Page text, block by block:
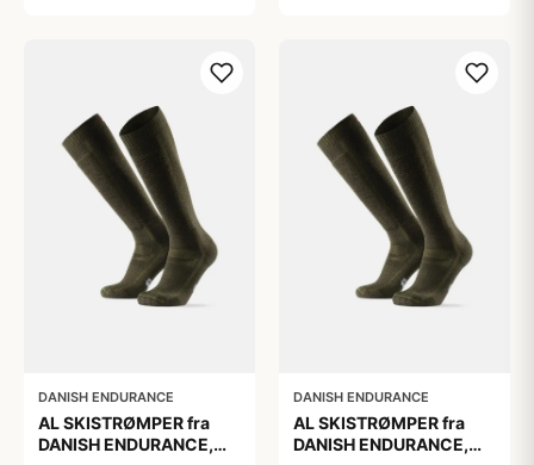
DANISH ENDURANCE
AL SKISTRØMPER fra
DANISH ENDURANCE,
DANISH ENDURANCE
AL SKISTRØMPER fra
DANISH ENDURANCE,